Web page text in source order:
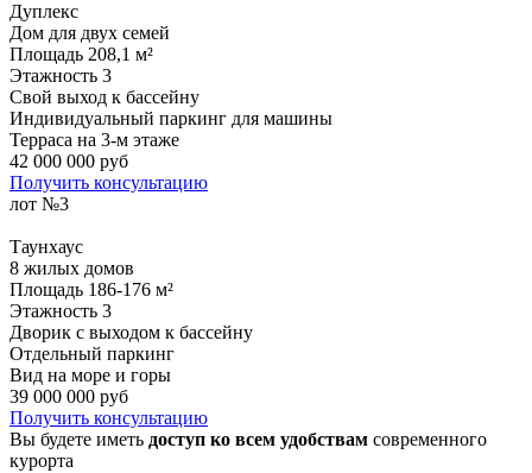
Дуплекс
Дом для двух семей
Площадь 208,1 м²
Этажность 3
Свой выход к бассейну
Индивидуальный паркинг для машины
Терраса на 3-м этаже
42 000 000 руб
Получить консультацию
лот №3
Таунхаус
8 жилых домов
Площадь 186-176 м²
Этажность 3
Дворик с выходом к бассейну
Отдельный паркинг
Вид на море и горы
39 000 000 руб
Получить консультацию
Вы будете иметь доступ ко всем удобствам современного
курорта